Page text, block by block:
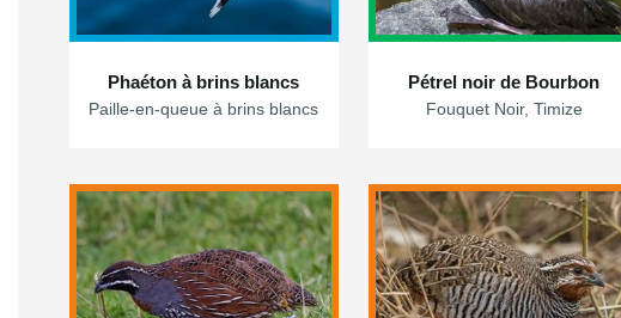
Phaéton à brins blancs
Paille-en-queue à brins blancs
Pétrel noir de Bourbon
Fouquet Noir, Timize